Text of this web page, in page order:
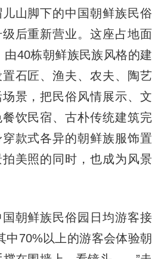
山脚下的中国朝鲜族民俗
后重新营业。这座占地面
40栋朝鲜族民族风格的建
石匠、渔夫、农夫、陶艺
景，把民俗风情展示、文
饮民宿、古朴传统建筑完
款式各异的朝鲜族服饰置
美照的同时，也成为风景
鲜族民俗园日均游客接
中70%以上的游客会体验朝